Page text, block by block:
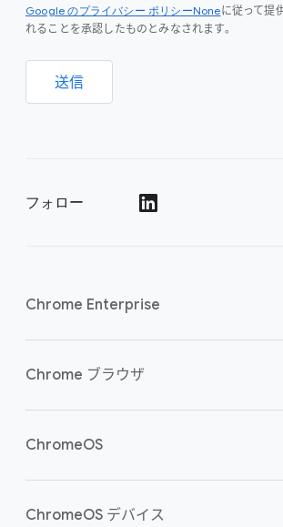
Google のプライバシー ポリシーNoneに従って提
れることを承認したものとみなされます。
送信
フォロー
Chrome Enterprise
セキュリティ
Chrome ブラウザ
概要
ChromeOS
概要
ChromeOS デバイス